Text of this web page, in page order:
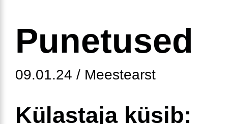
Punetused
09.01.24 / Meestearst
Külastaja küsib: